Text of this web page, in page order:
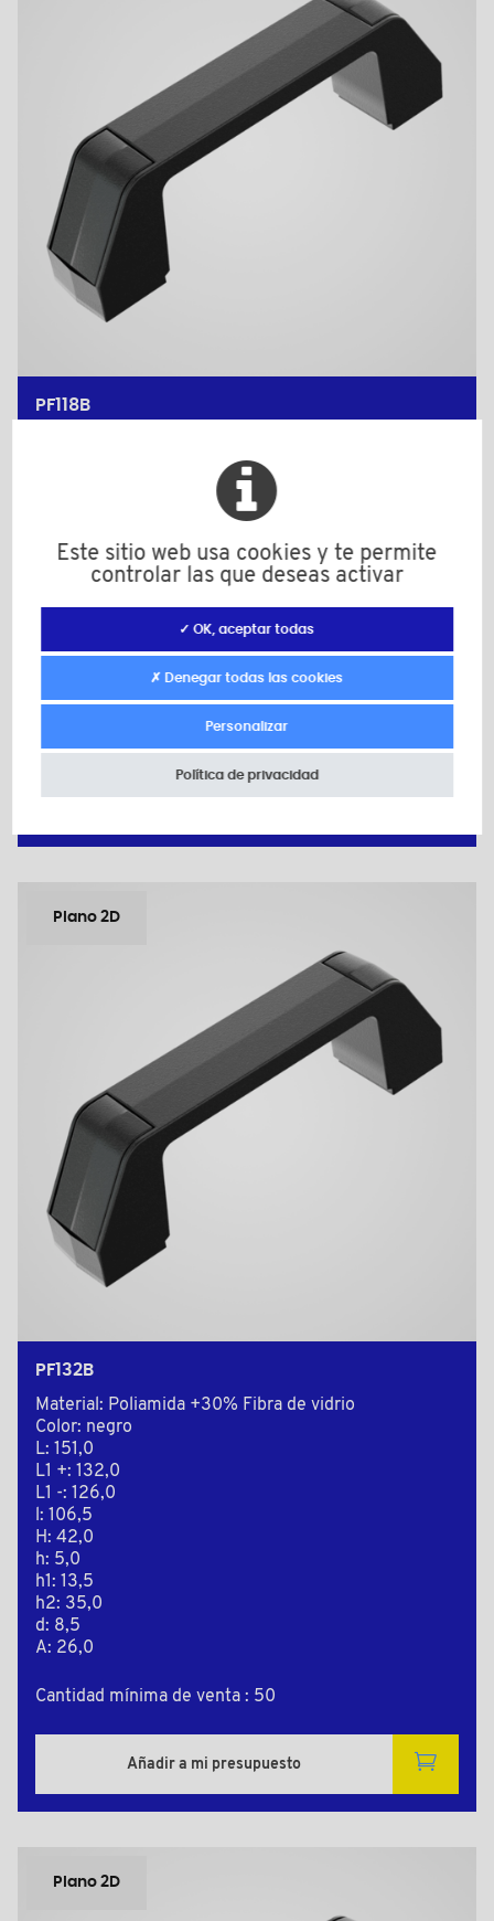
PF118B
l: 92,5
H: 42,0
d: 8,5
Cantidad mínima de venta : 50
Añadir a mi presupuesto
Plano 2D
PF132B
Material: Poliamida +30% Fibra de vidrio
Color: negro
L: 151,0
L1 +: 132,0
L1 -: 126,0
l: 106,5
H: 42,0
h: 5,0
h1: 13,5
h2: 35,0
d: 8,5
A: 26,0
Cantidad mínima de venta : 50
Añadir a mi presupuesto
Plano 2D
Este sitio web usa cookies y te permite
controlar las que deseas activar
✓ OK, aceptar todas
✗ Denegar todas las cookies
Personalizar
Política de privacidad